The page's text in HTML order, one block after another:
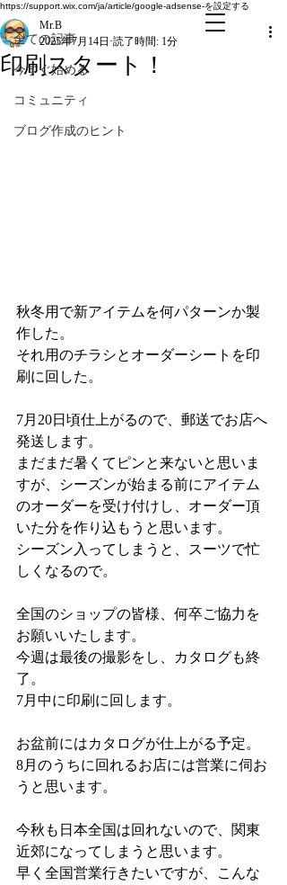
https://support.wix.com/ja/article/google-adsense-を設定する
全ての記事
今すぐ始める
コミュニティ
ブログ作成のヒント
印刷スタート！
Mr.B
2025年7月14日 読了時間: 1分
秋冬用で新アイテムを何パターンか製
作した。
それ用のチラシとオーダーシートを印
刷に回した。
7月20日頃仕上がるので、郵送でお店へ
発送します。
まだまだ暑くてピンと来ないと思いま
すが、シーズンが始まる前にアイテム
のオーダーを受け付けし、オーダー頂
いた分を作り込もうと思います。
シーズン入ってしまうと、スーツで忙
しくなるので。
全国のショップの皆様、何卒ご協力を
お願いいたします。
今週は最後の撮影をし、カタログも終
了。
7月中に印刷に回します。
お盆前にはカタログが仕上がる予定。
8月のうちに回れるお店には営業に伺お
うと思います。
今秋も日本全国は回れないので、関東
近郊になってしまうと思います。
早く全国営業行きたいですが、こんな